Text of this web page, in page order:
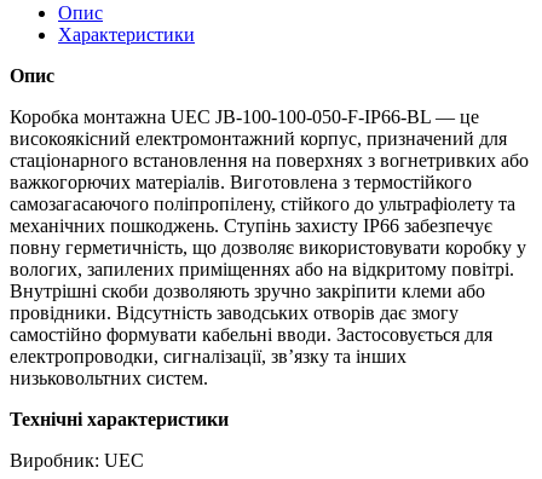
Опис
Характеристики
Опис
Коробка монтажна UEC JB-100-100-050-F-IP66-BL — це
високоякісний електромонтажний корпус, призначений для
стаціонарного встановлення на поверхнях з вогнетривких або
важкогорючих матеріалів. Виготовлена з термостійкого
самозагасаючого поліпропілену, стійкого до ультрафіолету та
механічних пошкоджень. Ступінь захисту IP66 забезпечує
повну герметичність, що дозволяє використовувати коробку у
вологих, запилених приміщеннях або на відкритому повітрі.
Внутрішні скоби дозволяють зручно закріпити клеми або
провідники. Відсутність заводських отворів дає змогу
самостійно формувати кабельні вводи. Застосовується для
електропроводки, сигналізації, зв’язку та інших
низьковольтних систем.
Технічні характеристики
Виробник: UEC